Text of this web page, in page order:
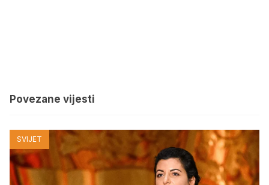
Povezane vijesti
SVIJET